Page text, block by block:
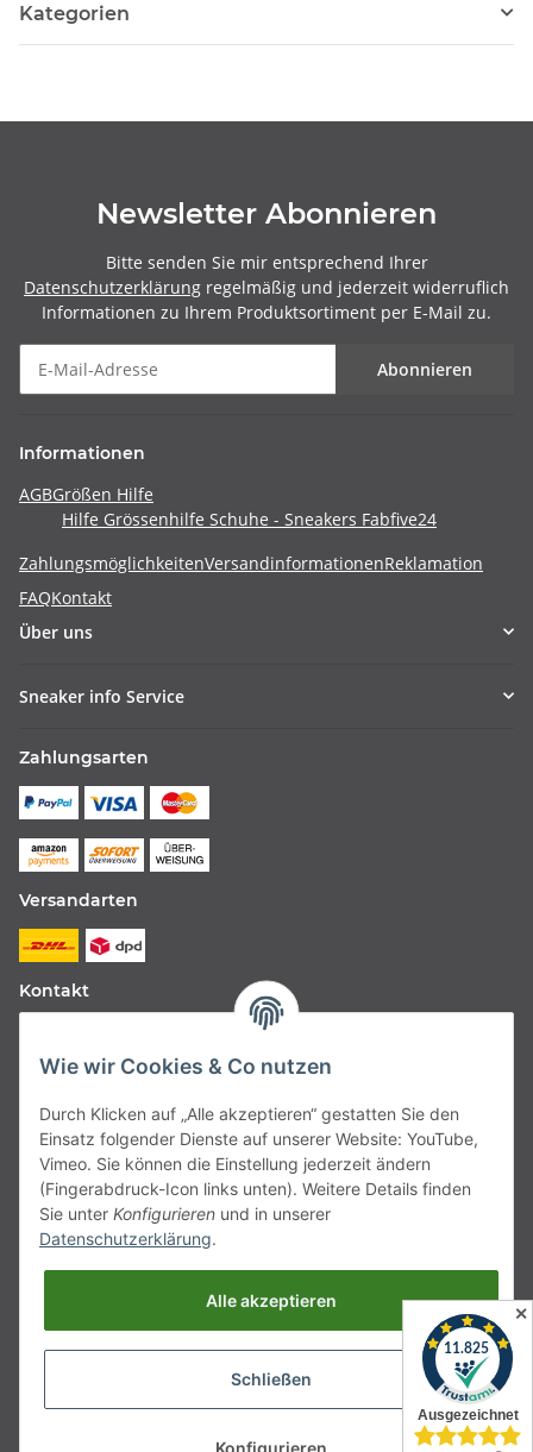
Kategorien
Newsletter Abonnieren
Bitte senden Sie mir entsprechend Ihrer
Datenschutzerklärung regelmäßig und jederzeit widerruflich
Informationen zu Ihrem Produktsortiment per E-Mail zu.
Abonnieren
Informationen
AGBGrößen Hilfe
Hilfe Grössenhilfe Schuhe - Sneakers Fabfive24
ZahlungsmöglichkeitenVersandinformationenReklamation
FAQKontakt
Über uns
Sneaker info Service
Zahlungsarten
Versandarten
Kontakt
Langstr. 51-53
63450 Hanau
Deutschland
Telefon:06181257350
E-Mail: shop@fabfive24.com
Vertrag widerrufen
* Alle Preise inkl. gesetzlicher MwSt., zzgl.Versand
Wie wir Cookies & Co nutzen
Durch Klicken auf „Alle akzeptieren“ gestatten Sie den
Einsatz folgender Dienste auf unserer Website: YouTube,
Vimeo. Sie können die Einstellung jederzeit ändern
(Fingerabdruck-Icon links unten). Weitere Details finden
Sie unter Konfigurieren und in unserer
Datenschutzerklärung.
Alle akzeptieren
Schließen
✕